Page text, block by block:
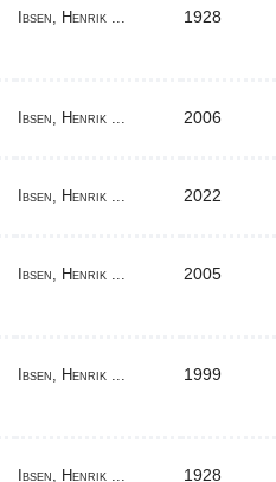
Ibsen, Henrik ... 1928
Ibsen, Henrik ... 2006
Ibsen, Henrik ... 2022
Ibsen, Henrik ... 2005
Ibsen, Henrik ... 1999
Ibsen, Henrik ... 1928